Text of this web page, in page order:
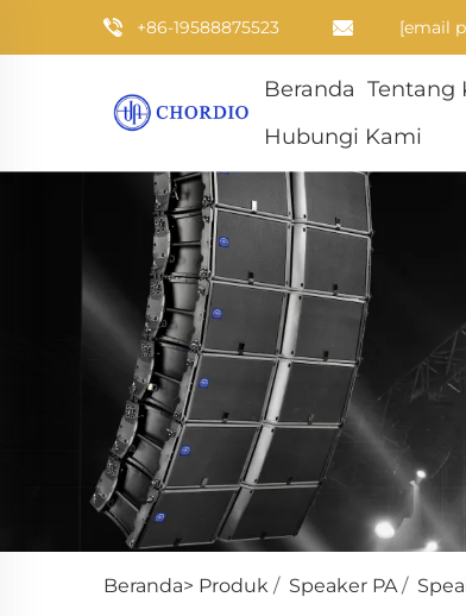
+86-19588875523 [email
Beranda Tentang
Hubungi Kami
Beranda> Produk / Speaker PA/